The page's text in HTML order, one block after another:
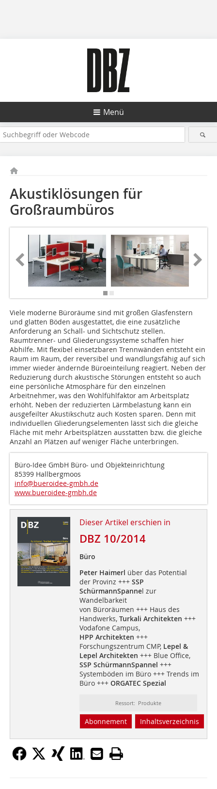
Menü
Akustiklösungen für
Großraumbüros
Viele moderne Büroräume sind mit großen Glasfenstern
und glatten Böden ausgestattet, die eine zusätzliche
Anforderung an Schall- und Sichtschutz stellen.
Raumtrenner- und Gliederungssysteme schaffen hier
Abhilfe. Mit flexibel einsetzbaren Trennwänden entsteht ein
Raum im Raum, der reversibel und wandlungsfähig auf sich
immer wieder ändernde Büroeinteilung reagiert. Neben der
Reduzierung durch akustische Störungen entsteht so auch
eine persönliche Atmosphäre für den einzelnen
Arbeitnehmer, was den Wohlfühlfaktor am Arbeitsplatz
erhöht. Neben der reduzierten Lärmbelastung kann ein
ausgefeilter Akustikschutz auch Kosten sparen. Denn mit
individuellen Gliederungselementen lässt sich die gleiche
Fläche mit mehr Arbeitsplätzen ausstatten bzw. die gleiche
Anzahl an Plätzen auf weniger Fläche unterbringen.
Büro-Idee GmbH Büro- und Objekteinrichtung
85399 Hallbergmoos
info@bueroidee-gmbh.de
www.bueroidee-gmbh.de
Dieser Artikel erschien in
DBZ 10/2014
Büro
Peter Haimerl über das Potential
der Provinz +++ SSP
SchürmannSpannel zur
Wandelbarkeit
von Büroräumen +++ Haus des
Handwerks, Turkali Architekten +++
Vodafone Campus,
HPP Architekten +++
Forschungszentrum CMP,Lepel &
Lepel Architekten +++ Blue Office,
SSP SchürmannSpannel +++
Systemböden im Büro +++ Trends im
Büro +++ ORGATEC Spezial
Ressort: Produkte
Abonnement Inhaltsverzeichnis